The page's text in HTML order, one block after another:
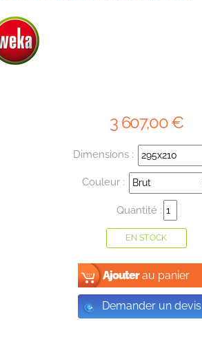
3 607,00€
Dimensions :
Couleur :
Quantité :
EN STOCK
Ajouterau panier
Demander un devis